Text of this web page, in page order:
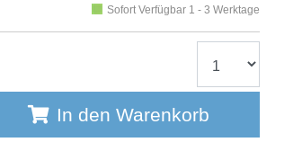
Sofort Verfügbar 1 - 3 Werktage
In den Warenkorb